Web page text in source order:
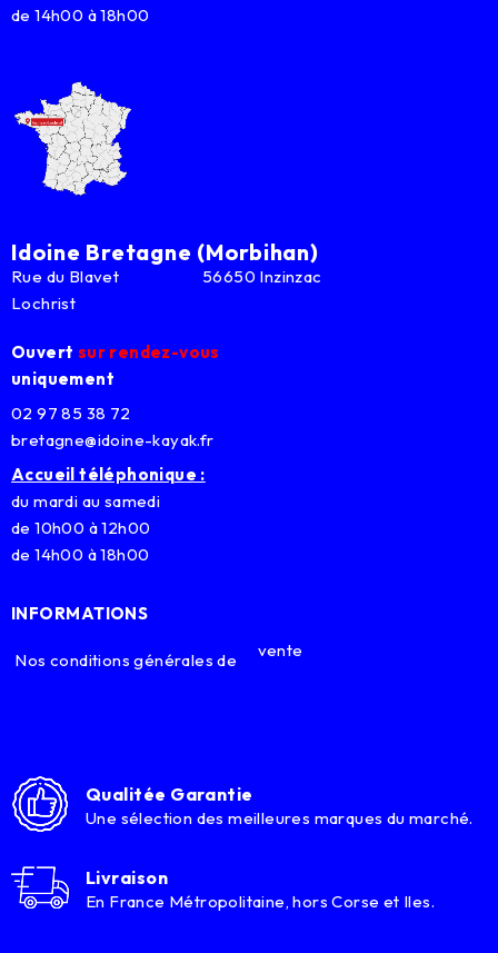
de 14h00 à 18h00
Idoine Bretagne (Morbihan)
Rue du Blavet 56650 Inzinzac
Lochrist
Ouvert sur rendez-vous
uniquement
02 97 85 38 72
bretagne@idoine-kayak.fr
Accueil téléphonique :
du mardi au samedi
de 10h00 à 12h00
de 14h00 à 18h00
INFORMATIONS
Nos conditions générales de vente
Qualitée Garantie
Une sélection des meilleures marques du marché.
Livraison
En France Métropolitaine, hors Corse et Iles.